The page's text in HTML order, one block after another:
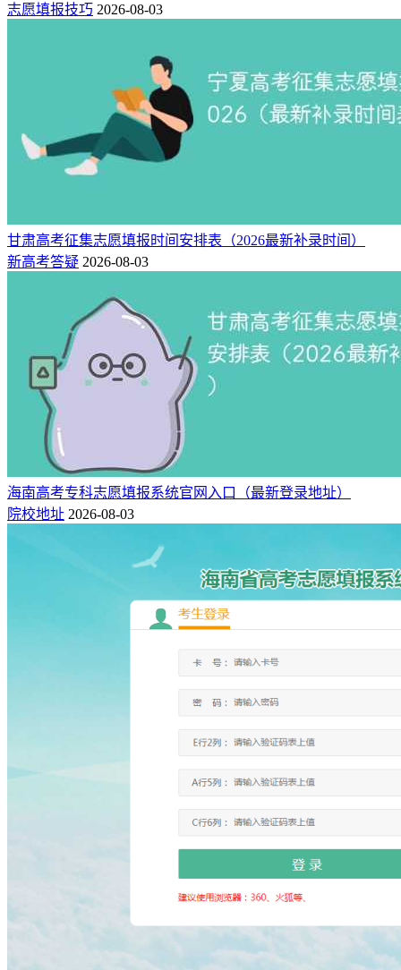
志愿填报技巧 2026-08-03
甘肃高考征集志愿填报时间安排表（2026最新补录时间）
新高考答疑 2026-08-03
海南高考专科志愿填报系统官网入口（最新登录地址）
院校地址 2026-08-03